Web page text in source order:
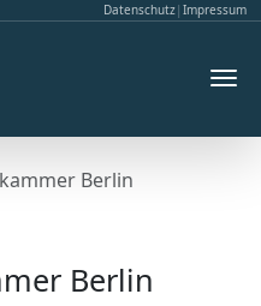
Datenschutz| Impressum
Berlin
Berlin